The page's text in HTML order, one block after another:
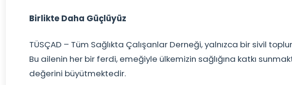
Birlikte Daha Güçlüyüz
TÜSÇAD – Tüm Sağlıkta Çalışanlar Derneği, yalnızca bir sivil
Bu ailenin her bir ferdi, emeğiyle ülkemizin sağlığına katkı
değerini büyütmektedir.